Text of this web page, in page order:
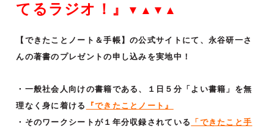
てるラジオ！』
▼▲▼▲
【できたことノート＆手帳】の公式サイトにて、永谷研一さ
んの著書のプレゼントの申し込みを実地中！
・一般社会人向けの書籍である、１日５分「よい書籍」を無
理なく身に着ける
『できたことノート』
・そのワークシートが１年分収録されている 「できたこと手